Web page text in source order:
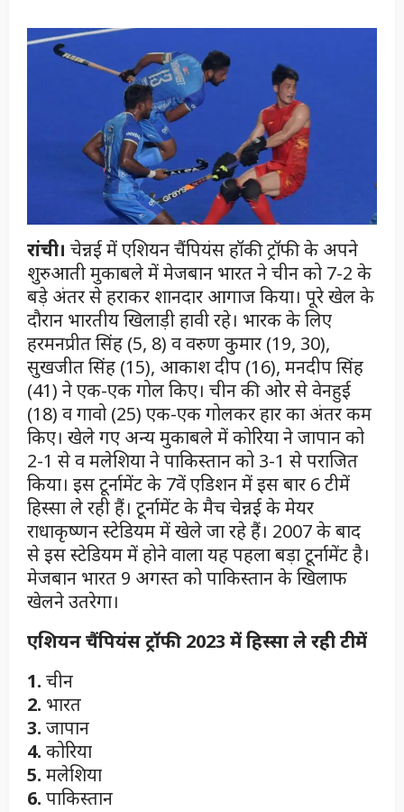
रांची। चेन्नई में एशियन चैंपियंस हॉकी ट्रॉफी के अपने
शुरुआती मुकाबले में मेजबान भारत ने चीन को 7-2 के
बड़े अंतर से हराकर शानदार आगाज किया। पूरे खेल के
दौरान भारतीय खिलाड़ी हावी रहे। भारक के लिए
हरमनप्रीत सिंह (5, 8) व वरुण कुमार (19, 30),
सुखजीत सिंह (15), आकाश दीप (16), मनदीप सिंह
(41) ने एक-एक गोल किए। चीन की ओर से वेनहुई
(18) व गावो (25) एक-एक गोलकर हार का अंतर कम
किए। खेले गए अन्य मुकाबले में कोरिया ने जापान को
2-1 से व मलेशिया ने पाकिस्तान को 3-1 से पराजित
किया। इस टूर्नामेंट के 7वें एडिशन में इस बार 6 टीमें
हिस्सा ले रही हैं। टूर्नामेंट के मैच चेन्नई के मेयर
राधाकृष्णन स्टेडियम में खेले जा रहे हैं। 2007 के बाद
से इस स्टेडियम में होने वाला यह पहला बड़ा टूर्नामेंट है।
मेजबान भारत 9 अगस्त को पाकिस्तान के खिलाफ
खेलने उतरेगा।
एशियन चैंपियंस ट्रॉफी 2023 में हिस्सा ले रही टीमें
1. चीन
2. भारत
3. जापान
4. कोरिया
5. मलेशिया
6. पाकिस्तान